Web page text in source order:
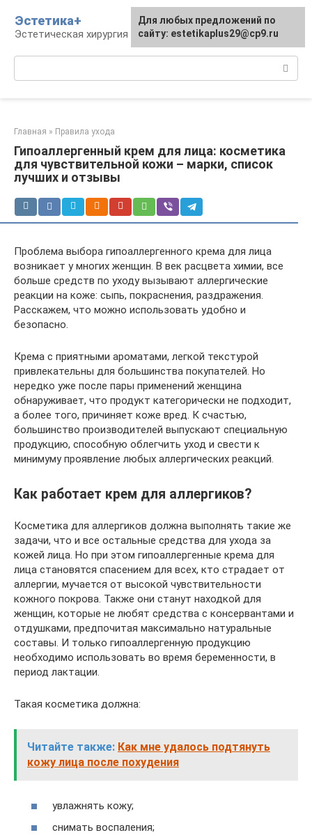
контенту
Эстетика+
Эстетическая хирургия и косметология
Главная » Правила ухода
Гипоаллергенный крем для лица: косметика
для чувствительной кожи – марки, список
лучших и отзывы
Проблема выбора гипоаллергенного крема для лица
возникает у многих женщин. В век расцвета химии, все
больше средств по уходу вызывают аллергические
реакции на коже: сыпь, покраснения, раздражения.
Расскажем, что можно использовать удобно и
безопасно.
Крема с приятными ароматами, легкой текстурой
привлекательны для большинства покупателей. Но
нередко уже после пары применений женщина
обнаруживает, что продукт категорически не подходит,
а более того, причиняет коже вред. К счастью,
большинство производителей выпускают специальную
продукцию, способную облегчить уход и свести к
минимуму проявление любых аллергических реакций.
Как работает крем для аллергиков?
Косметика для аллергиков должна выполнять такие же
задачи, что и все остальные средства для ухода за
кожей лица. Но при этом гипоаллергенные крема для
лица становятся спасением для всех, кто страдает от
аллергии, мучается от высокой чувствительности
кожного покрова. Также они станут находкой для
женщин, которые не любят средства с консервантами и
отдушками, предпочитая максимально натуральные
составы. И только гипоаллергенную продукцию
необходимо использовать во время беременности, в
период лактации.
Такая косметика должна:
Читайте также: Как мне удалось подтянуть
кожу лица после похудения
увлажнять кожу;
снимать воспаления;
Для любых предложений по
сайту: estetikaplus29@cp9.ru